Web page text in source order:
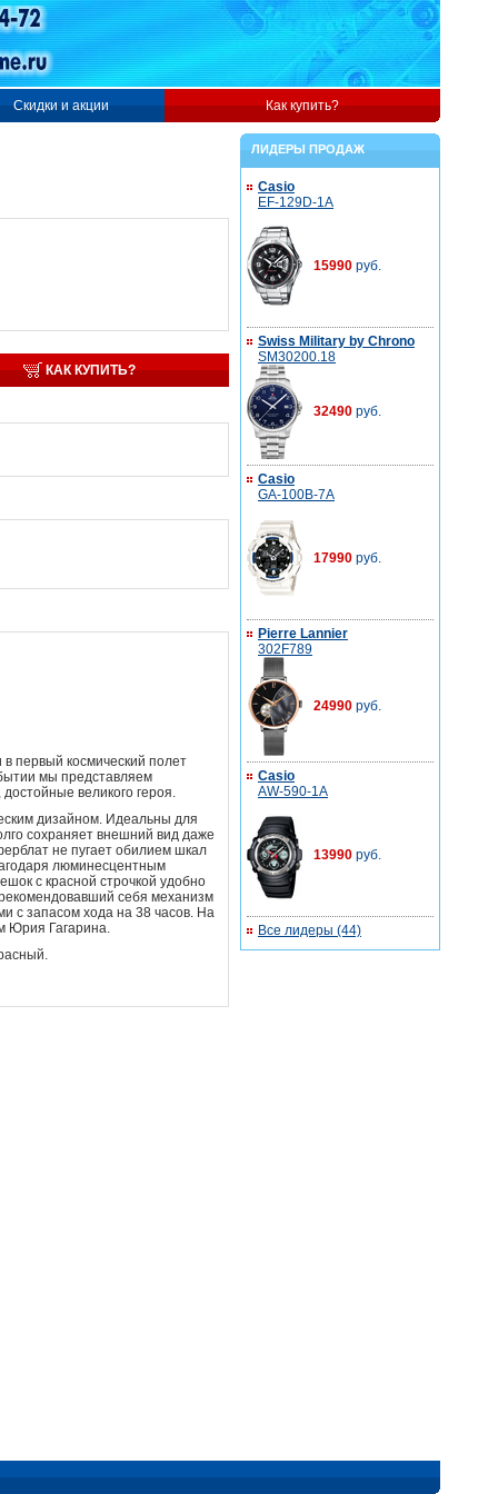
Скидки и акции Как купить?
ЛИДЕРЫ ПРОДАЖ
Casio
EF-129D-1A
15990 руб.
Swiss Military by Chrono
SM30200.18
32490 руб.
Casio
GA-100B-7A
17990 руб.
Pierre Lannier
302F789
24990 руб.
Casio
AW-590-1A
13990 руб.
Все лидеры (44)
КАК КУПИТЬ?
первый космический полет
мы представляем
великого героя.
дизайном. Идеальны для
сохраняет внешний вид даже
не пугает обилием шкал
люминесцентным
с красной строчкой удобно
себя механизм
с запасом хода на 38 часов. На
Юрия Гагарина.